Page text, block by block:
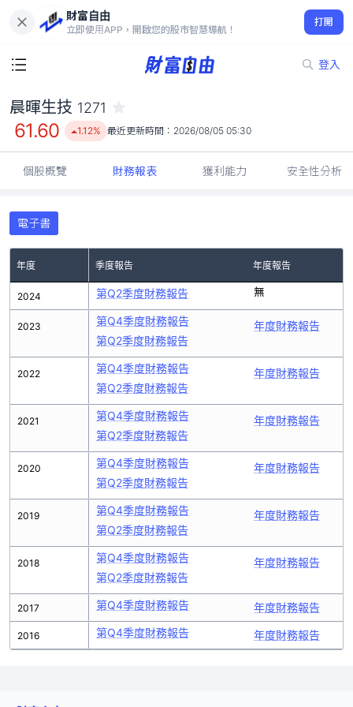
財富自由
立即使用APP，開啟您的股市智慧導航！
打開
登入
61.60
1.12%
晨暉生技 1271
61.60 1.12% 最近更新時間： 2026/08/05 05:30
個股概覽 財務報表 獲利能力 安全性分析
電子書
年度 季度報告 年度報告
2024
2023
2022
2021
2020
2019
2018
2017
2016
第Q2季度財務報告 無
第Q4季度財務報告
第Q2季度財務報告
年度財務報告
第Q4季度財務報告
第Q2季度財務報告
年度財務報告
第Q4季度財務報告
第Q2季度財務報告
年度財務報告
第Q4季度財務報告
第Q2季度財務報告
年度財務報告
第Q4季度財務報告
第Q2季度財務報告
年度財務報告
第Q4季度財務報告
第Q2季度財務報告
年度財務報告
第Q4季度財務報告
年度財務報告
第Q4季度財務報告
年度財務報告